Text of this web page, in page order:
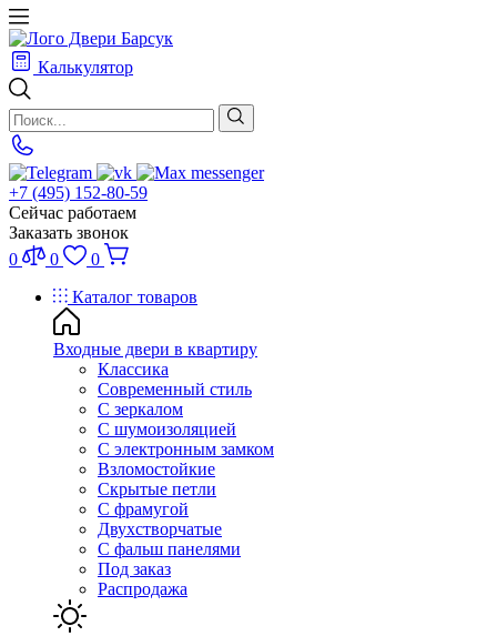
Калькулятор
+7 (495) 152-80-59
Сейчас работаем
Заказать звонок
0
0
0
Каталог товаров
Входные двери в квартиру
Классика
Современный стиль
С зеркалом
С шумоизоляцией
С электронным замком
Взломостойкие
Скрытые петли
С фрамугой
Двухстворчатые
С фальш панелями
Под заказ
Распродажа